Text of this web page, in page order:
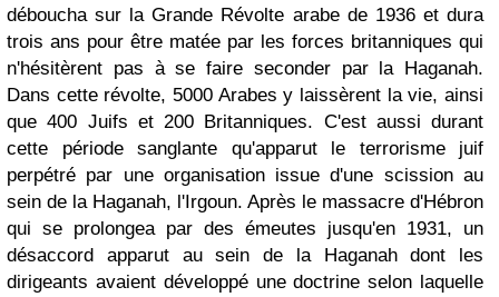
déboucha sur la Grande Révolte arabe de 1936 et dura
trois ans pour être matée par les forces britanniques qui
n'hésitèrent pas à se faire seconder par la Haganah.
Dans cette révolte, 5000 Arabes y laissèrent la vie, ainsi
que 400 Juifs et 200 Britanniques. C'est aussi durant
cette période sanglante qu'apparut le terrorisme juif
perpétré par une organisation issue d'une scission au
sein de la Haganah, l'Irgoun. Après le massacre d'Hébron
qui se prolongea par des émeutes jusqu'en 1931, un
désaccord apparut au sein de la Haganah dont les
dirigeants avaient développé une doctrine selon laquelle